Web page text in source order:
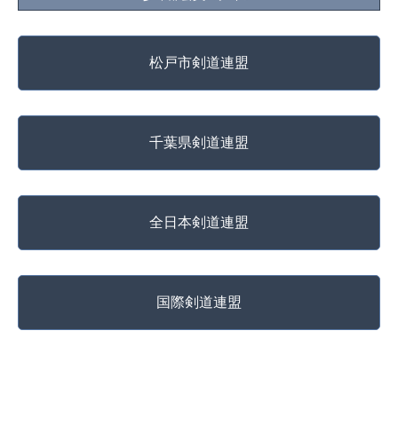
松戸市剣道連盟
千葉県剣道連盟
全日本剣道連盟
国際剣道連盟